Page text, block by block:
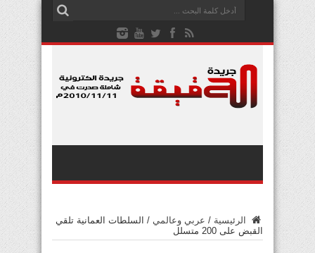
الرئيسية / عربي وعالمي / السلطات العمانية تلقي
القبض على 200 متسلل